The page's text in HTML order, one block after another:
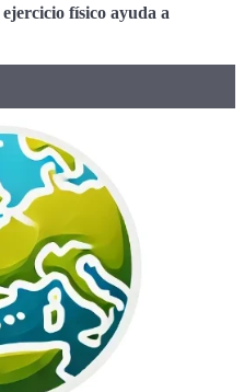
físico ayuda a